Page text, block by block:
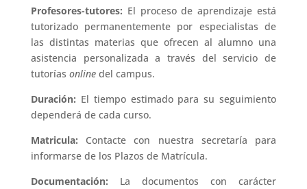
Profesores-tutores: El proceso de aprendizaje está
tutorizado permanentemente por especialistas de
las distintas materias que ofrecen al alumno una
asistencia personalizada a través del servicio de
tutorías onlinedel campus.
Duración: El tiempo estimado para su seguimiento
dependerá de cada curso.
Matricula: Contacte con nuestra secretaría para
informarse de los Plazos de Matrícula.
Documentación: La documentos con carácter